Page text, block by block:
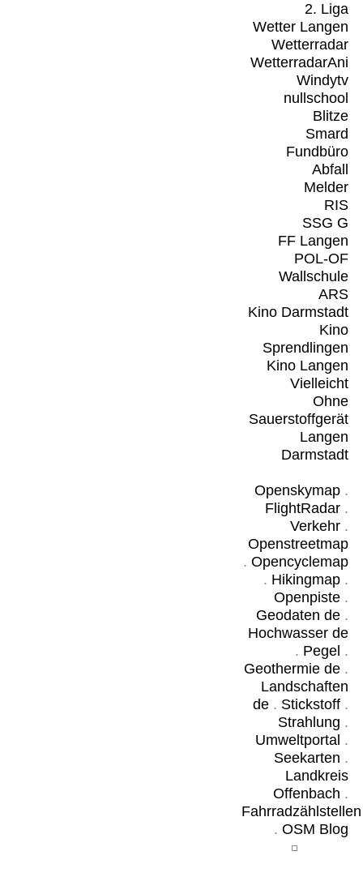
2. Liga
Wetter Langen
Wetterradar
WetterradarAni
Windytv
nullschool
Blitze
Smard
Fundbüro
Abfall
Melder
RIS
SSG G
FF Langen
POL-OF
Wallschule
ARS
Kino Darmstadt
Kino
Sprendlingen
Kino Langen
Vielleicht
Ohne
Sauerstoffgerät
Langen
Darmstadt
Openskymap.
FlightRadar.
Verkehr.
Openstreetmap
. Opencyclemap
. Hikingmap.
Openpiste.
Geodaten de.
Hochwasser de
. Pegel .
Geothermie de.
Landschaften
de. Stickstoff.
Strahlung .
Umweltportal .
Seekarten .
Landkreis
Offenbach .
Fahrradzählstellen
. OSM Blog